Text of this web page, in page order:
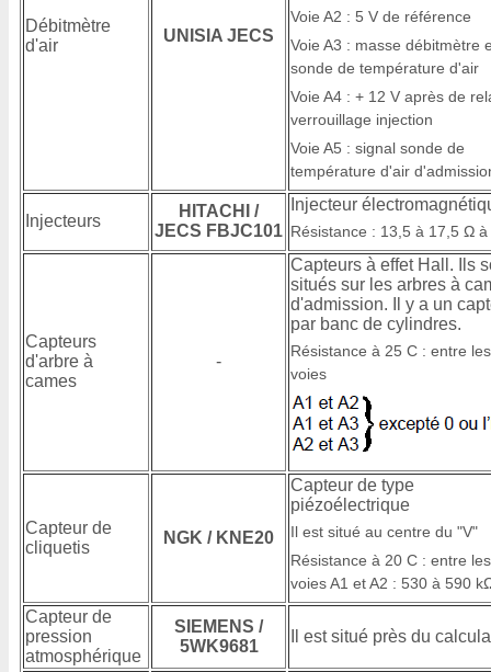
Débitmètre
d'air
UNISIA JECS
Voie A2 : 5 V de référence
Voie A3 : masse débitmètre
sonde de température d'air
Voie A4 : + 12 V après de
verrouillage injection
Voie A5 : signal sonde de
température d'air
Injecteurs
HITACHI /
JECS FBJC101
Injecteur
Résistance : 13,5 à 17,5 Ω à
Capteurs
d'arbre à
cames
-
Capteurs à effet Hall. Ils
situés sur les arbres à
d'admission. Il y a un
par banc de cylindres.
Résistance à 25 C : entre les
voies
Capteur de
cliquetis
NGK / KNE20
Capteur de type
piézoélectrique
Il est situé au centre du "V"
Résistance à 20 C : entre les
voies A1 et A2 : 530 à 590
Capteur de
pression
atmosphérique
SIEMENS /
5WK9681
Il est situé près du